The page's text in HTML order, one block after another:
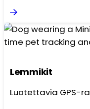
Lemmikit
Luotettavia GPS-